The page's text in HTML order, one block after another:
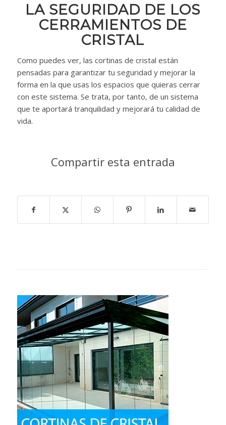
LA SEGURIDAD DE LOS
CERRAMIENTOS DE
CRISTAL
Como puedes ver, las cortinas de cristal están
pensadas para garantizar tu seguridad y mejorar la
forma en la que usas los espacios que quieras cerrar
con este sistema. Se trata, por tanto, de un sistema
que te aportará tranquilidad y mejorará tu calidad de
vida.
Compartir esta entrada